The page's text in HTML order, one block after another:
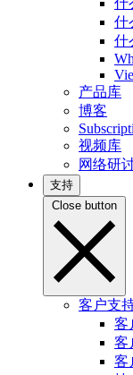
什
什
什
产品库
博客
视频库
网络研
支持
Close button
客户支
客
客
客